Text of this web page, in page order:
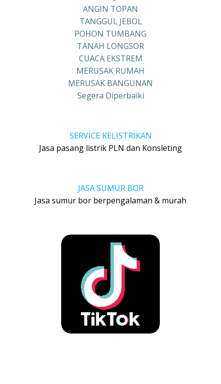
ANGIN TOPAN
TANGGUL JEBOL
POHON TUMBANG
TANAH LONGSOR
CUACA EKSTREM
MERUSAK RUMAH
MERUSAK BANGUNAN
Segera Diperbaiki
SERVICE KELISTRIKAN
Jasa pasang listrik PLN dan Konsleting
JASA SUMUR BOR
Jasa sumur bor berpengalaman & murah